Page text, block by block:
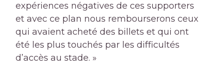
expériences négatives de ces supporters
et avec ce plan nous rembourserons ceux
qui avaient acheté des billets et qui ont
été les plus touchés par les difficultés
d’accès au stade. »